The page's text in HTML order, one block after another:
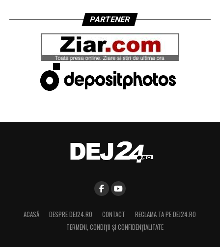
PARTENER
ACASĂ DESPRE DEJ24.RO CONTACT
RECLAMA TA PE DEJ24.RO
TERMENI, CONDIŢII ȘI CONFIDENȚIALITATE